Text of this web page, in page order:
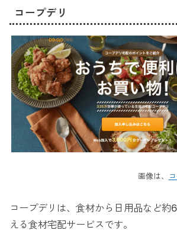
コープデリ
画像は、
コープデリは、食材から日用品など
える食材宅配サービスです。